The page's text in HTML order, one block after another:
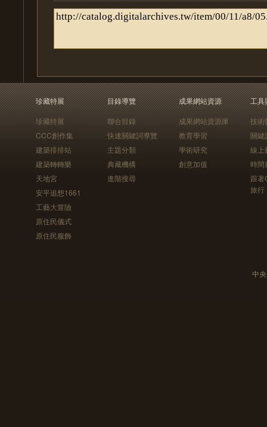
珍藏特展
珍藏特展
CCC創作集
建築排排站
建築轉轉樂
天地宮
安平追想1661
工藝大冒險
原住民儀式
原住民服飾
目錄導覽
聯合目錄
快速關鍵詞導覽
主題分類
典藏機構
進階搜尋
成果網站資源
成果網站資源庫
教育學習
學術研究
創意加值
工具
技術
關鍵
線上
時間
跟
旅行
中